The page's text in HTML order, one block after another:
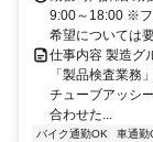
9:00～18:00 ※
希望については要
仕事内容 製造グ
「製品検査業務
チューブアッシ
合わせた...
バイク通勤OK 車通勤